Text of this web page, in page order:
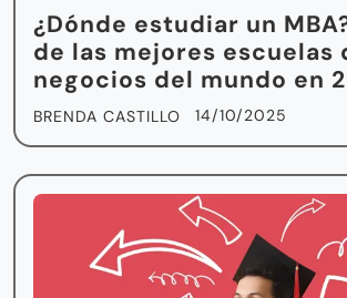
¿Dónde estudiar un
de las mejores escuelas
negocios del mundo en
BRENDA CASTILLO 14/10/2025